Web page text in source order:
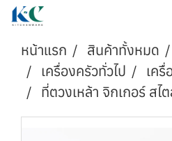
หน้าแรก สินค้าทั้งหมด
เครื่องครัวทั่วไป
เครื่
ที่ตวงเหล้า จิกเกอร์ ส